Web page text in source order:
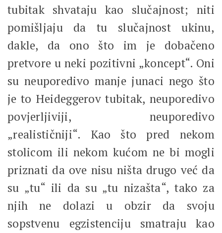
tubitak shvataju kao slučajnost; niti
pomišljaju da tu slučajnost ukinu,
dakle, da ono što im je dobačeno
pretvore u neki pozitivni „koncept“. Oni
su neuporedivo manje junaci nego što
je to Heideggerov tubitak, neuporedivo
povjerljiviji, neuporedivo
„realističniji“. Kao što pred nekom
stolicom ili nekom kućom ne bi mogli
priznati da ove nisu ništa drugo već da
su „tu“ ili da su „tu nizašta“, tako za
njih ne dolazi u obzir da svoju
sopstvenu egzistenciju smatraju kao